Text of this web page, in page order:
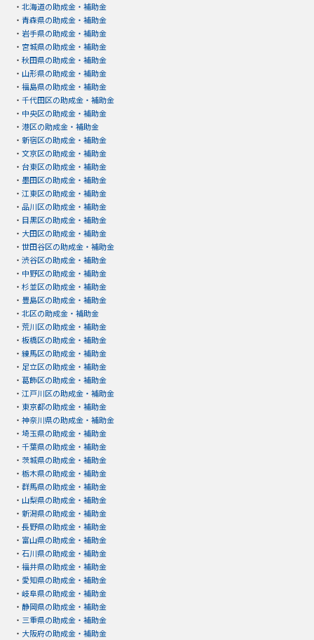
・ 北海道の助成金・補助金
・ 青森県の助成金・補助金
・ 岩手県の助成金・補助金
・ 宮城県の助成金・補助金
・ 秋田県の助成金・補助金
・ 山形県の助成金・補助金
・ 福島県の助成金・補助金
・ 千代田区の助成金・補助金
・ 中央区の助成金・補助金
・ 港区の助成金・補助金
・ 新宿区の助成金・補助金
・ 文京区の助成金・補助金
・ 台東区の助成金・補助金
・ 墨田区の助成金・補助金
・ 江東区の助成金・補助金
・ 品川区の助成金・補助金
・ 目黒区の助成金・補助金
・ 大田区の助成金・補助金
・ 世田谷区の助成金・補助金
・ 渋谷区の助成金・補助金
・ 中野区の助成金・補助金
・ 杉並区の助成金・補助金
・ 豊島区の助成金・補助金
・ 北区の助成金・補助金
・ 荒川区の助成金・補助金
・ 板橋区の助成金・補助金
・ 練馬区の助成金・補助金
・ 足立区の助成金・補助金
・ 葛飾区の助成金・補助金
・ 江戸川区の助成金・補助金
・ 東京都の助成金・補助金
・ 神奈川県の助成金・補助金
・ 埼玉県の助成金・補助金
・ 千葉県の助成金・補助金
・ 茨城県の助成金・補助金
・ 栃木県の助成金・補助金
・ 群馬県の助成金・補助金
・ 山梨県の助成金・補助金
・ 新潟県の助成金・補助金
・ 長野県の助成金・補助金
・ 富山県の助成金・補助金
・ 石川県の助成金・補助金
・ 福井県の助成金・補助金
・ 愛知県の助成金・補助金
・ 岐阜県の助成金・補助金
・ 静岡県の助成金・補助金
・ 三重県の助成金・補助金
・ 大阪府の助成金・補助金